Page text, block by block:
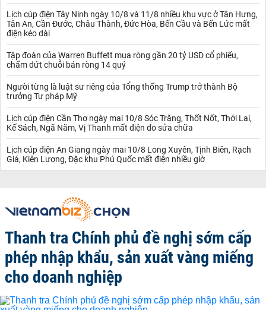
Lịch cúp điện Tây Ninh ngày 10/8 và 11/8 nhiều khu vực ở Tân Hưng,
Tân An, Cần Đước, Châu Thành, Đức Hòa, Bến Cầu và Bến Lức mất
điện kéo dài
Tập đoàn của Warren Buffett mua ròng gần 20 tỷ USD cổ phiếu,
chấm dứt chuỗi bán ròng 14 quý
Người từng là luật sư riêng của Tổng thống Trump trở thành Bộ
trưởng Tư pháp Mỹ
Lịch cúp điện Cần Thơ ngày mai 10/8 Sóc Trăng, Thốt Nốt, Thới Lai,
Kế Sách, Ngã Năm, Vị Thanh mất điện do sửa chữa
Lịch cúp điện An Giang ngày mai 10/8 Long Xuyên, Tịnh Biên, Rạch
Giá, Kiên Lương, Đặc khu Phú Quốc mất điện nhiều giờ
Thanh tra Chính phủ đề nghị sớm cấp
phép nhập khẩu, sản xuất vàng miếng
cho doanh nghiệp